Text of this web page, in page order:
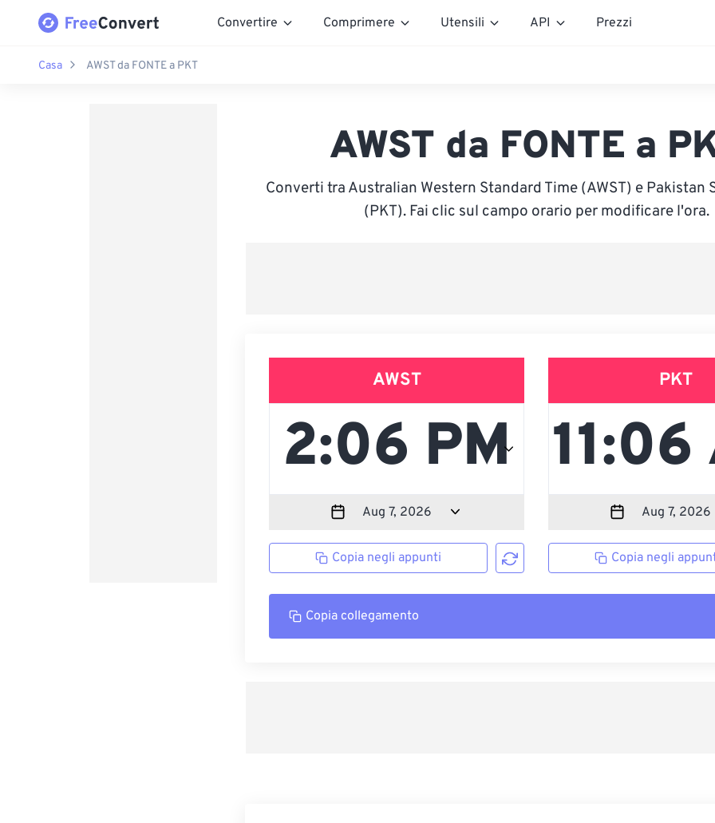
Convertire Comprimere Utensili API Prezzi
Casa AWST da FONTE a PKT
AWST da FONTE a
Converti tra Australian Western Standard Time (AWST) e Pakistan
(PKT). Fai clic sul campo orario per modificare l'ora.
AWST
Copia negli appunti
PKT
Copia negli
Copia collegamento